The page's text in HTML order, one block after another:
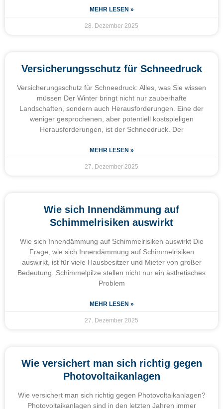
MEHR LESEN »
28. Dezember 2025
Versicherungsschutz für Schneedruck
Versicherungsschutz für Schneedruck: Alles, was Sie wissen
müssen Der Winter bringt nicht nur zauberhafte
Landschaften, sondern auch Herausforderungen. Eine der
weniger gesprochenen, aber potentiell kostspieligen
Herausforderungen, ist der Schneedruck. Der
MEHR LESEN »
27. Dezember 2025
Wie sich Innendämmung auf
Schimmelrisiken auswirkt
Wie sich Innendämmung auf Schimmelrisiken auswirkt Die
Frage, wie sich Innendämmung auf Schimmelrisiken
auswirkt, ist für viele Hausbesitzer und Mieter von großer
Bedeutung. Schimmelpilze stellen nicht nur ein ästhetisches
Problem
MEHR LESEN »
27. Dezember 2025
Wie versichert man sich richtig gegen
Photovoltaikanlagen
Wie versichert man sich richtig gegen Photovoltaikanlagen?
Photovoltaikanlagen sind in den letzten Jahren immer